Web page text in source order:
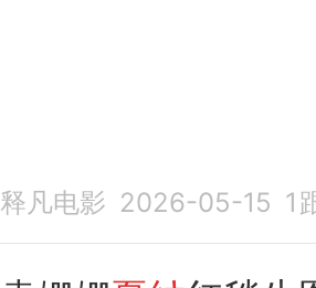
释凡电影 2026-05-15 1